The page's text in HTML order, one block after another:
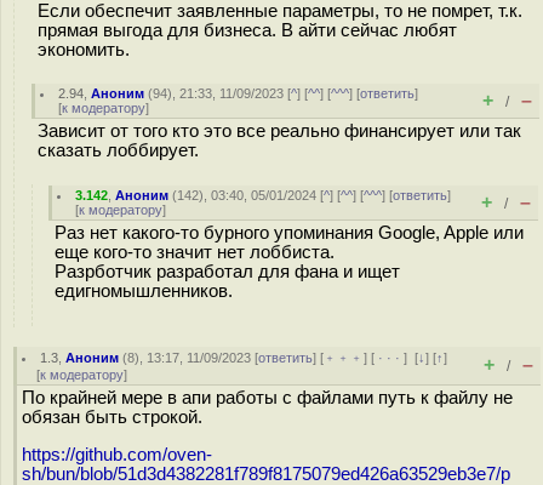
Если обеспечит заявленные параметры, то не помрет, т.к.
прямая выгода для бизнеса. В айти сейчас любят
экономить.
2.94 ,Аноним (94), 21:33, 11/09/2023 [^] [^^] [^^^] [ответить]
[к модератору] + / –
Зависит от того кто это все реально финансирует или так
сказать лоббирует.
3.142 ,Аноним (142), 03:40, 05/01/2024 [^] [^^] [^^^] [ответить]
[к модератору] + / –
Раз нет какого-то бурного упоминания Google, Apple или
еще кого-то значит нет лоббиста.
Разрботчик разработал для фана и ищет
едигномышленников.
1.3 ,Аноним (8), 13:17, 11/09/2023 [ответить] [ ﹢﹢﹢] [ · · ·][↓] [↑]
[к модератору] + / –
По крайней мере в апи работы с файлами путь к файлу не
обязан быть строкой.
https://github.com/oven-
sh/bun/blob/51d3d4382281f789f8175079ed426a63529eb3e7/p